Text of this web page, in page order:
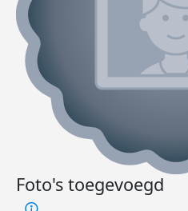
Foto's toegevoegd